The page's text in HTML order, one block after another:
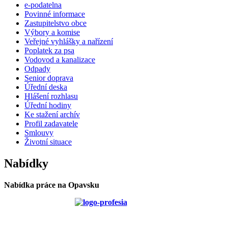
e-podatelna
Povinné informace
Zastupitelstvo obce
Výbory a komise
Veřejné vyhlášky a nařízení
Poplatek za psa
Vodovod a kanalizace
Odpady
Senior doprava
Úřední deska
Hlášení rozhlasu
Úřední hodiny
Ke stažení archív
Profil zadavatele
Smlouvy
Životní situace
Nabídky
Nabídka práce na Opavsku